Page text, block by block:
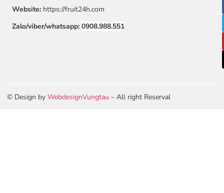
Website: https://fruit24h.com
Zalo/viber/whatsapp: 0908.988.551
© Design by WebdesignVungtau – All right Reserval